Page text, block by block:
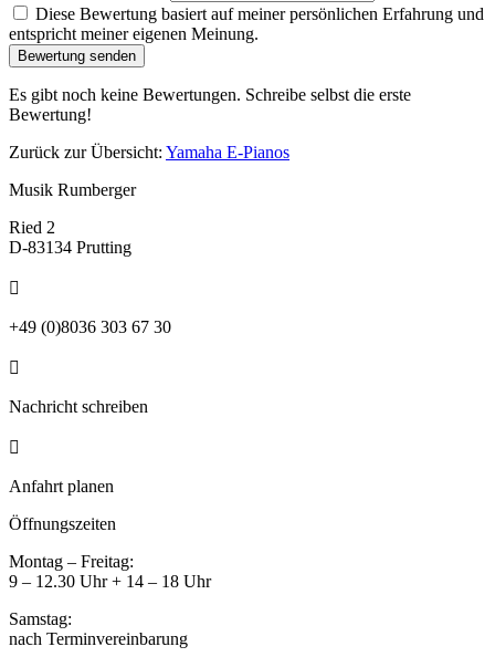
Diese Bewertung basiert auf meiner persönlichen Erfahrung und
entspricht meiner eigenen Meinung.
Bewertung senden
Es gibt noch keine Bewertungen. Schreibe selbst die erste
Bewertung!
Zurück zur Übersicht: Yamaha E-Pianos
Musik Rumberger
Ried 2
D-83134 Prutting

+49 (0)8036 303 67 30

Nachricht schreiben

Anfahrt planen
Öffnungszeiten
Montag – Freitag:
9 – 12.30 Uhr + 14 – 18 Uhr
Samstag:
nach Terminvereinbarung